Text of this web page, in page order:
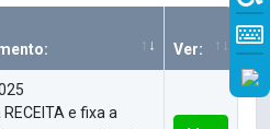
Ver:
e fixa a